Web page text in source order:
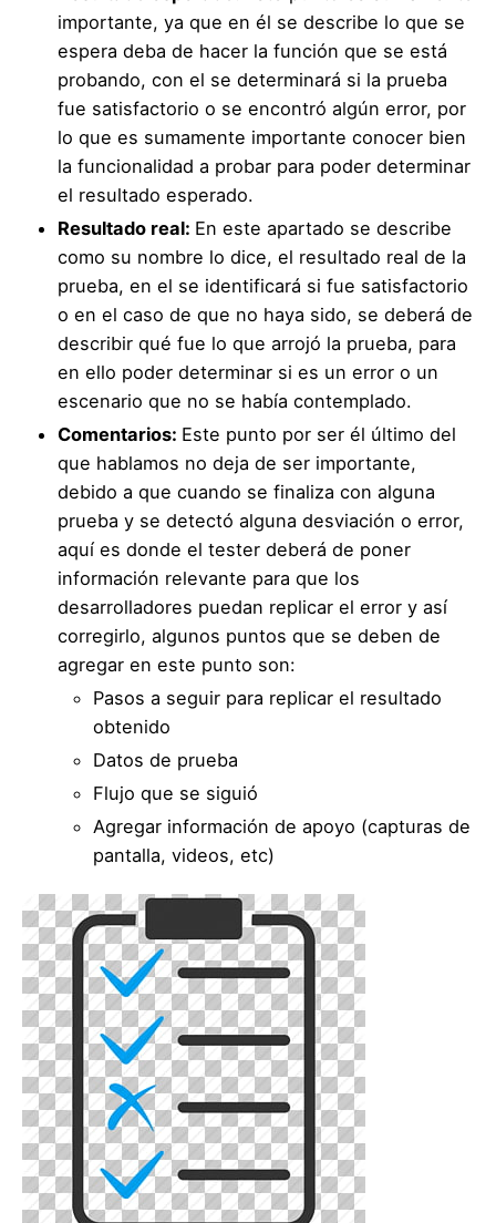
importante, ya que en él se describe lo que se
espera deba de hacer la función que se está
probando, con el se determinará si la prueba
fue satisfactorio o se encontró algún error, por
lo que es sumamente importante conocer bien
la funcionalidad a probar para poder determinar
el resultado esperado.
Resultado real: En este apartado se describe
como su nombre lo dice, el resultado real de la
prueba, en el se identificará si fue satisfactorio
o en el caso de que no haya sido, se deberá de
describir qué fue lo que arrojó la prueba, para
en ello poder determinar si es un error o un
escenario que no se había contemplado.
Comentarios: Este punto por ser él último del
que hablamos no deja de ser importante,
debido a que cuando se finaliza con alguna
prueba y se detectó alguna desviación o error,
aquí es donde el tester deberá de poner
información relevante para que los
desarrolladores puedan replicar el error y así
corregirlo, algunos puntos que se deben de
agregar en este punto son:
Pasos a seguir para replicar el resultado
obtenido
Datos de prueba
Flujo que se siguió
Agregar información de apoyo (capturas de
pantalla, videos, etc)